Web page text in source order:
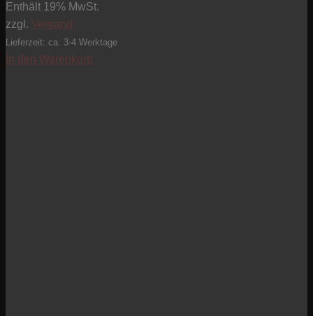
Enthält 19% MwSt.
zzgl. Versand
Lieferzeit: ca. 3-4 Werktage
In den Warenkorb